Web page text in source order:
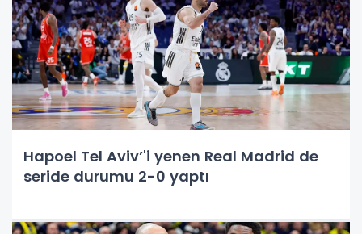
Hapoel Tel Aviv’'i yenen Real Madrid de
seride durumu 2-0 yaptı